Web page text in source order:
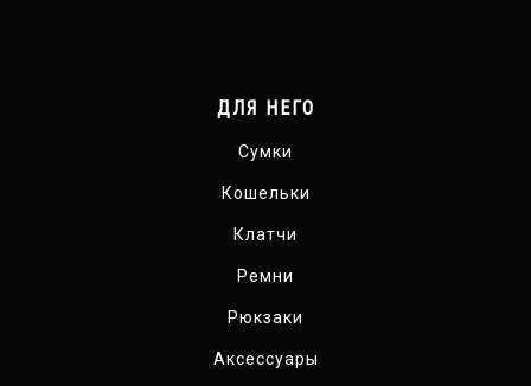
ДЛЯ НЕГО
Сумки
Кошельки
Клатчи
Ремни
Рюкзаки
Аксессуары